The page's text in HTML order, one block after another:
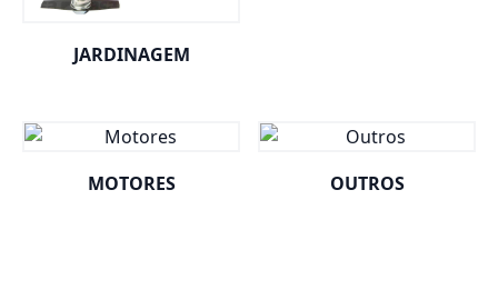
JARDINAGEM
MOTORES OUTROS